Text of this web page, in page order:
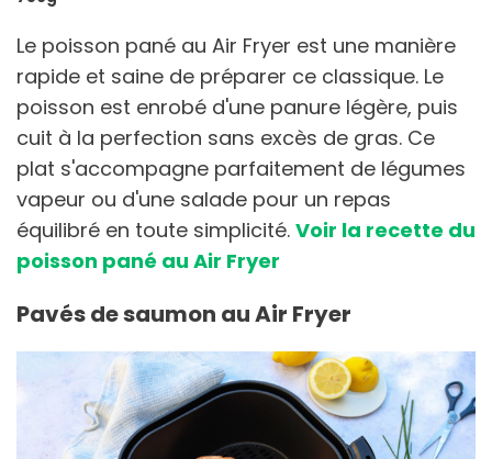
Le poisson pané au Air Fryer est une manière
rapide et saine de préparer ce classique. Le
poisson est enrobé d'une panure légère, puis
cuit à la perfection sans excès de gras. Ce
plat s'accompagne parfaitement de légumes
vapeur ou d'une salade pour un repas
équilibré en toute simplicité. Voir la recette du
poisson pané au Air Fryer
Pavés de saumon au Air Fryer